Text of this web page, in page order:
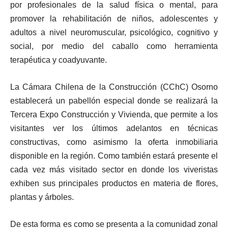
por profesionales de la salud física o mental, para
promover la rehabilitación de niños, adolescentes y
adultos a nivel neuromuscular, psicológico, cognitivo y
social, por medio del caballo como herramienta
terapéutica y coadyuvante.
La Cámara Chilena de la Construcción (CChC) Osorno
establecerá un pabellón especial donde se realizará la
Tercera Expo Construcción y Vivienda, que permite a los
visitantes ver los últimos adelantos en técnicas
constructivas, como asimismo la oferta inmobiliaria
disponible en la región. Como también estará presente el
cada vez más visitado sector en donde los viveristas
exhiben sus principales productos en materia de flores,
plantas y árboles.
De esta forma es como se presenta a la comunidad zonal